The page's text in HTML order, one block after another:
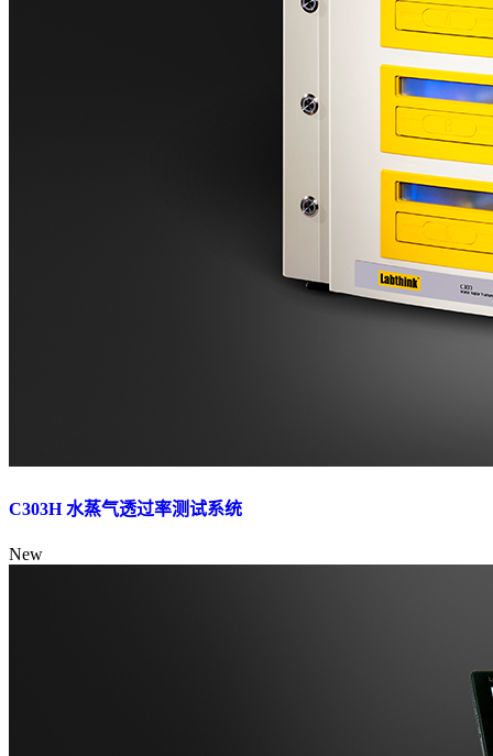
C303H 水蒸气透过率测试系统
New